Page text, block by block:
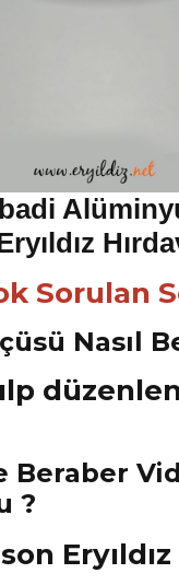
Sorulan
Nasıl
Beraber
?